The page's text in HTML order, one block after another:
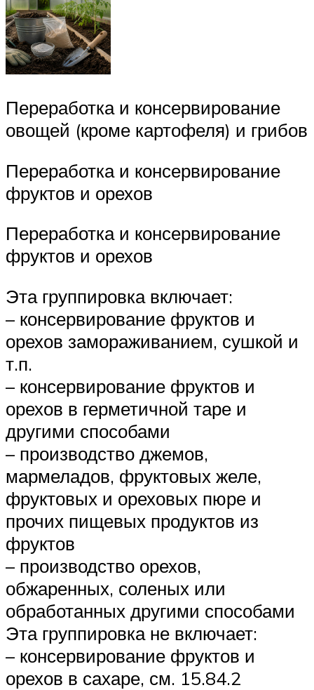
Переработка и консервирование
овощей (кроме картофеля) и грибов
Переработка и консервирование
фруктов и орехов
Переработка и консервирование
фруктов и орехов
Эта группировка включает:
– консервирование фруктов и
орехов замораживанием, сушкой и
т.п.
– консервирование фруктов и
орехов в герметичной таре и
другими способами
– производство джемов,
мармеладов, фруктовых желе,
фруктовых и ореховых пюре и
прочих пищевых продуктов из
фруктов
– производство орехов,
обжаренных, соленых или
обработанных другими способами
Эта группировка не включает:
– консервирование фруктов и
орехов в сахаре, см. 15.84.2